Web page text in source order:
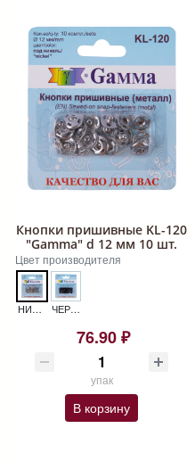
Кнопки пришивные KL-120
"Gamma" d 12 мм 10 шт.
Цвет производителя
НИКЕЛЬ КНОПКИ KL-120 ЧЕРНЫЙ КНОПКИ KL-120
76.90 ₽
упак
В корзину